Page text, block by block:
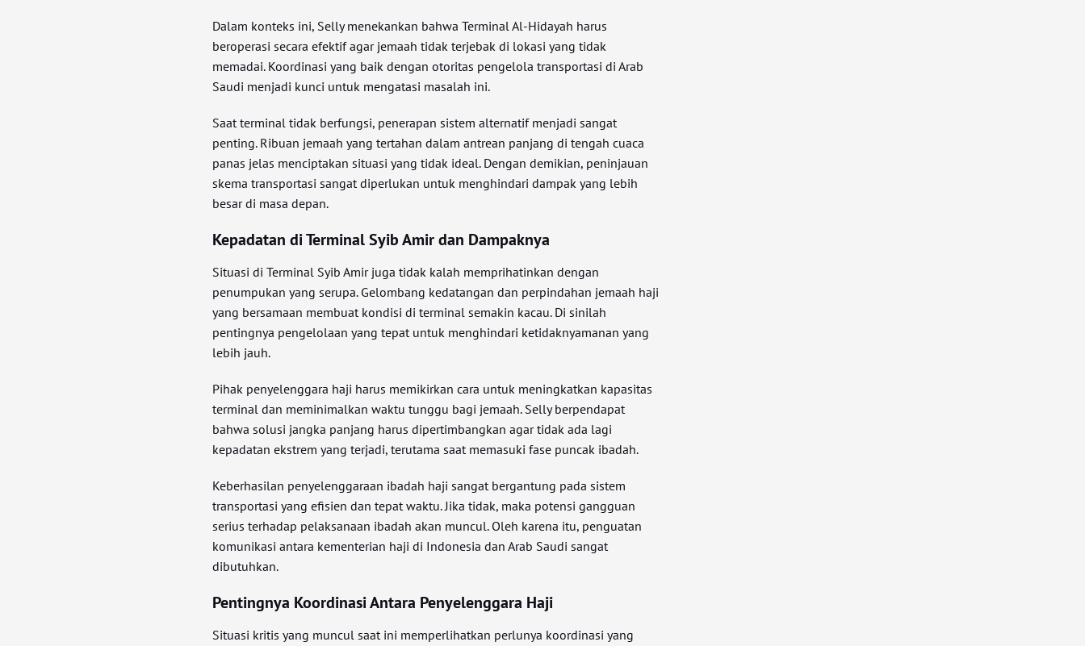
Dalam konteks ini, Selly menekankan bahwa Terminal Al-Hidayah harus
beroperasi secara efektif agar jemaah tidak terjebak di lokasi yang tidak
memadai. Koordinasi yang baik dengan otoritas pengelola transportasi di Arab
Saudi menjadi kunci untuk mengatasi masalah ini.
Saat terminal tidak berfungsi, penerapan sistem alternatif menjadi sangat
penting. Ribuan jemaah yang tertahan dalam antrean panjang di tengah cuaca
panas jelas menciptakan situasi yang tidak ideal. Dengan demikian, peninjauan
skema transportasi sangat diperlukan untuk menghindari dampak yang lebih
besar di masa depan.
Kepadatan di Terminal Syib Amir dan Dampaknya
Situasi di Terminal Syib Amir juga tidak kalah memprihatinkan dengan
penumpukan yang serupa. Gelombang kedatangan dan perpindahan jemaah haji
yang bersamaan membuat kondisi di terminal semakin kacau. Di sinilah
pentingnya pengelolaan yang tepat untuk menghindari ketidaknyamanan yang
lebih jauh.
Pihak penyelenggara haji harus memikirkan cara untuk meningkatkan kapasitas
terminal dan meminimalkan waktu tunggu bagi jemaah. Selly berpendapat
bahwa solusi jangka panjang harus dipertimbangkan agar tidak ada lagi
kepadatan ekstrem yang terjadi, terutama saat memasuki fase puncak ibadah.
Keberhasilan penyelenggaraan ibadah haji sangat bergantung pada sistem
transportasi yang efisien dan tepat waktu. Jika tidak, maka potensi gangguan
serius terhadap pelaksanaan ibadah akan muncul. Oleh karena itu, penguatan
komunikasi antara kementerian haji di Indonesia dan Arab Saudi sangat
dibutuhkan.
Pentingnya Koordinasi Antara Penyelenggara Haji
Situasi kritis yang muncul saat ini memperlihatkan perlunya koordinasi yang